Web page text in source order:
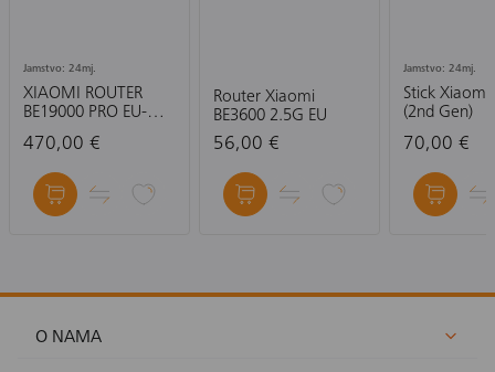
Jamstvo: 24mj.
XIAOMI ROUTER
BE19000 PRO EU-
470,00 €
Router Xiaomi
BE3600 2.5G EU
56,00 €
Jamstvo: 24mj.
Stick Xiaomi
(2nd Gen)
70,00 €
O NAMA